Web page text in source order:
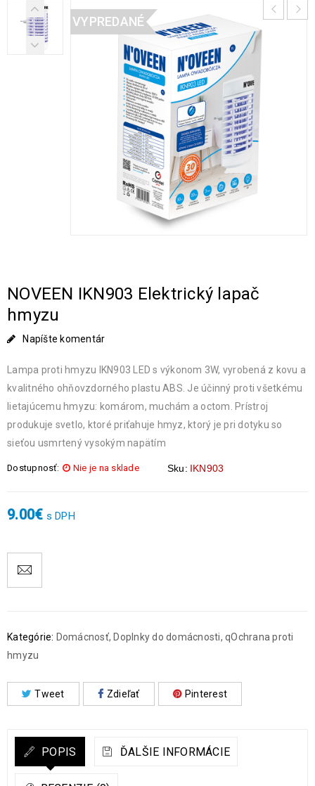
VYPREDANÉ
NOVEEN IKN903 Elektrický lapač
hmyzu
Napíšte komentár
Lampa proti hmyzu IKN903 LED s výkonom 3W, vyrobená z kovu a
kvalitného ohňovzdorného plastu ABS. Je účinný proti všetkému
lietajúcemu hmyzu: komárom, muchám a octom. Prístroj
produkuje svetlo, ktoré priťahuje hmyz, ktorý je pri dotyku so
sieťou usmrtený vysokým napätím
Dostupnosť: Nie je na sklade Sku: IKN903
9.00€ s DPH
Kategórie: Domácnosť, Doplnky do domácnosti, qOchrana proti
hmyzu
Tweet Zdieľať Pinterest
POPIS ĎALŠIE INFORMÁCIE